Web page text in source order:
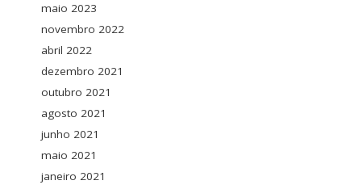
maio 2023
novembro 2022
abril 2022
dezembro 2021
outubro 2021
agosto 2021
junho 2021
maio 2021
janeiro 2021